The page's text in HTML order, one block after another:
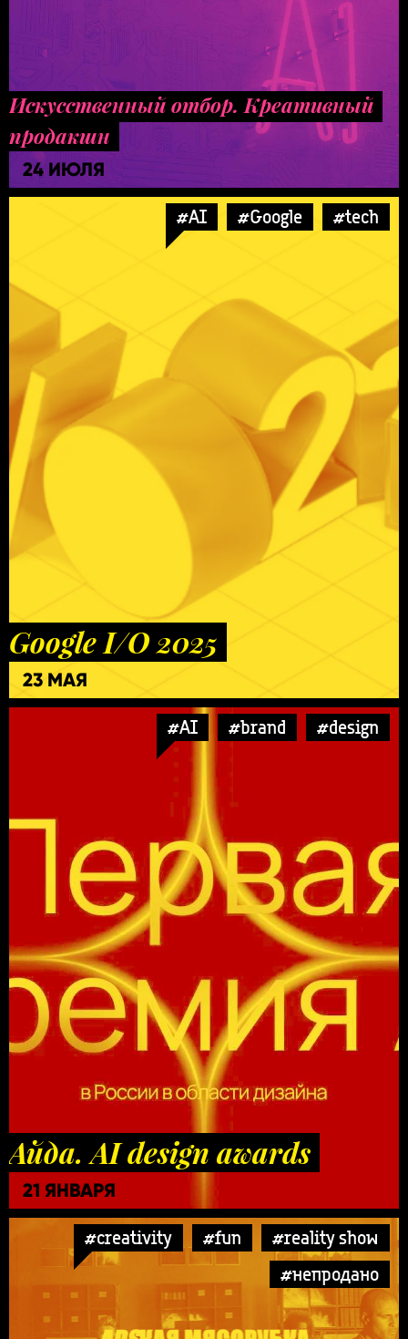
Искусственный отбор. Креативный
продакшн
24 ИЮЛЯ
#AI #Google #tech
Google I/O 2025
23 МАЯ
#AI #brand #design
Айда. AI design awards
21 ЯНВАРЯ
#creativity #fun
#reality show
#непродано